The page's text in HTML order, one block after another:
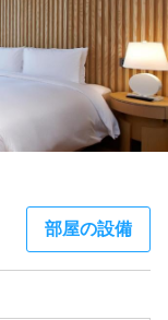
部屋の設備